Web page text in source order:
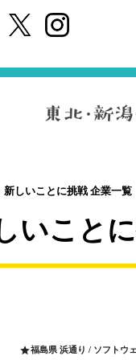
新しいことに挑戦 企業一覧
いこと
star福島県 浜通り / ソフトウ